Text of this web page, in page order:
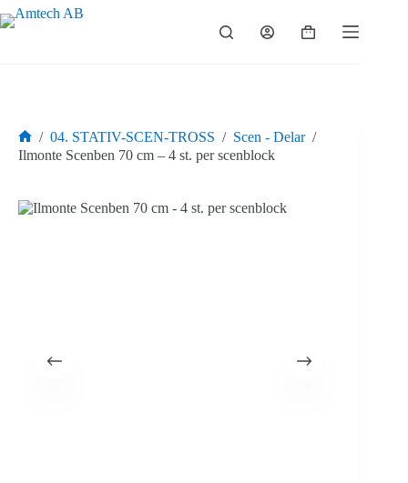
Hoppa
till
Varukorg
Hem
/ 04. STATIV-SCEN-TROSS / Scen - Delar /
Ilmonte Scenben 70 cm – 4 st. per scenblock